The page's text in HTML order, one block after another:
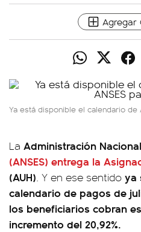
Agregar
Ya está disponible el calendario de
La Administración
(ANSES) entrega la
(AUH). Y en ese sentido ya
calendario de pagos de
los beneficiarios cobran
incremento del 20,92%.